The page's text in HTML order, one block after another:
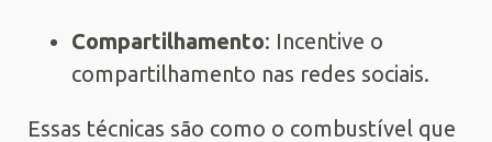
Compartilhamento: Incentive o
compartilhamento nas redes sociais.
Essas técnicas são como o combustível que